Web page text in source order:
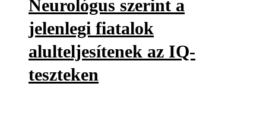
Neurológus szerint a
jelenlegi fiatalok
alulteljesítenek az IQ-
teszteken